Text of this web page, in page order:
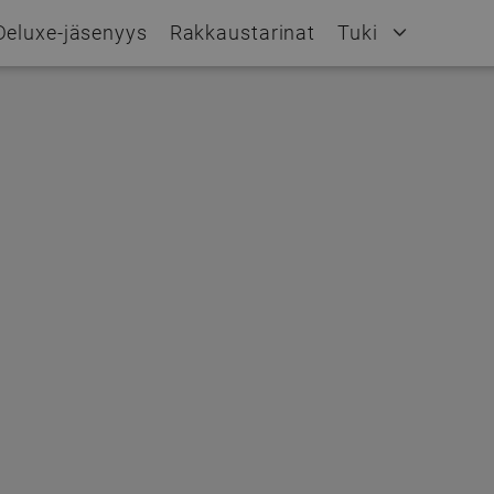
jäsenyys Rakkaustarinat Tuki